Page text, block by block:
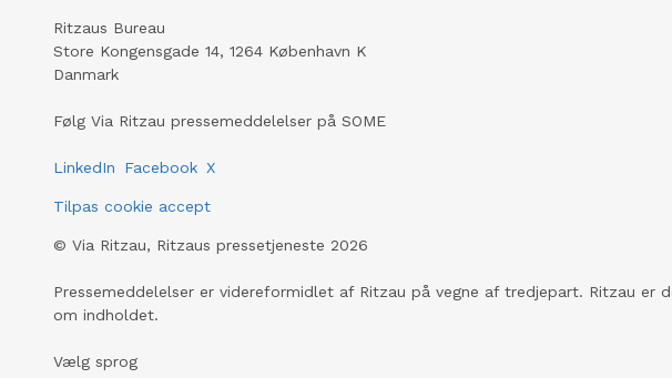
Ritzaus Bureau
Store Kongensgade 14, 1264 København K
Danmark
Følg Via Ritzau pressemeddelelser på SOME
LinkedIn Facebook X
Tilpas cookie accept
© Via Ritzau, Ritzaus pressetjeneste 2026
Pressemeddelelser er videreformidlet af Ritzau på vegne af tredjepart. Ritzau
om indholdet.
Vælg sprog